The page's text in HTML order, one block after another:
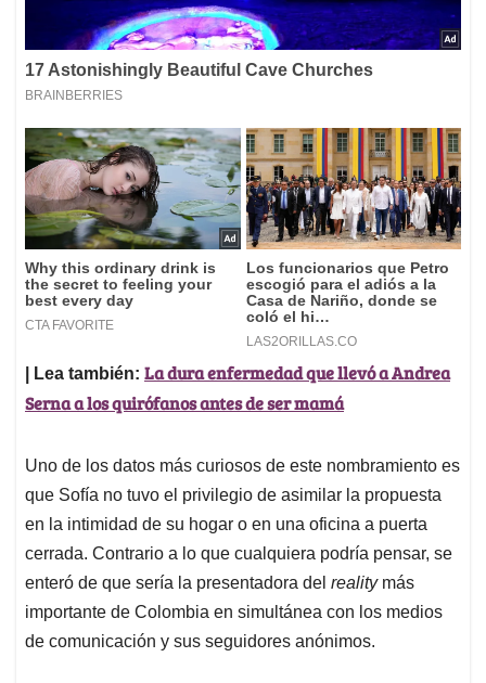
| Lea también: La dura enfermedad que llevó a Andrea
Serna a los quirófanos antes de ser mamá
Uno de los datos más curiosos de este nombramiento es
que Sofía no tuvo el privilegio de asimilar la propuesta
en la intimidad de su hogar o en una oficina a puerta
cerrada. Contrario a lo que cualquiera podría pensar, se
enteró de que sería la presentadora del realitymás
importante de Colombia en simultánea con los medios
de comunicación y sus seguidores anónimos.